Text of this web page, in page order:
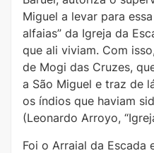
Miguel a levar para
alfaias” da Igreja da
que ali viviam. Com
de Mogi das Cruzes,
a São Miguel e traz de
os índios que haviam
(Leonardo Arroyo,
Foi o Arraial da Escada